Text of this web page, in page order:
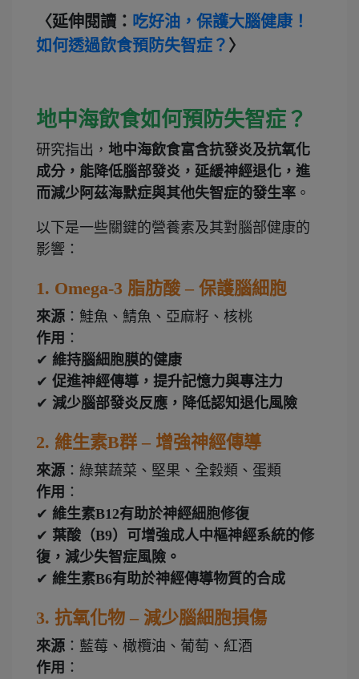
〈延伸閱讀： 吃好油，保護大腦健康！
如何透過飲食預防失智症？ 〉
地中海飲食如何預防失智症？
研究指出， 地中海飲食富含抗發炎及抗氧化
成分，能降低腦部發炎，延緩神經退化，進
而減少阿茲海默症與其他失智症的發生率 。
以下是一些關鍵的營養素及其對腦部健康的
影響：
1. Omega-3 脂肪酸 – 保護腦細胞
來源 ：鮭魚、鯖魚、亞麻籽、核桃
作用 ：
✔ 維持腦細胞膜的健康
✔ 促進神經傳導，提升記憶力與專注力
✔ 減少腦部發炎反應，降低認知退化風險
2. 維生素B群 – 增強神經傳導
來源 ：綠葉蔬菜、堅果、全穀類、蛋類
作用 ：
✔ 維生素B12有助於神經細胞修復
✔ 葉酸（B9）可增強成人中樞神經系統的修
復，減少失智症風險。
✔ 維生素B6有助於神經傳導物質的合成
3. 抗氧化物 – 減少腦細胞損傷
來源 ：藍莓、橄欖油、葡萄、紅酒
作用 ：